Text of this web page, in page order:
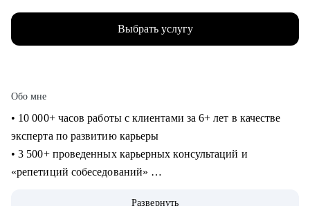
Выбрать услугу
Обо мне
• 10 000+ часов работы с клиентами за 6+ лет в качестве
эксперта по развитию карьеры
• 3 500+ проведенных карьерных консультаций и
«репетиций собеседований»
Развернуть